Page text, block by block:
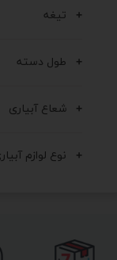
تیغه
طول دسته
شعاع آبیاری
نوع لوازم